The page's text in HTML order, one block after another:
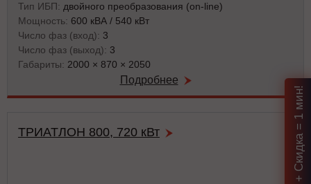
Тип ИБП: двойного преобразования (on-line)
Мощность: 600 кВА / 540 кВт
Число фаз (вход): 3
Число фаз (выход): 3
Габариты: 2000 × 870 × 2050
Подробнее
ТРИАТЛОН 800, 720 кВт